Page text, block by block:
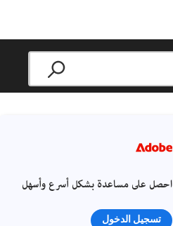
احصل على مساعدة بشكل أسرع وأسهل
تسجيل الدخول